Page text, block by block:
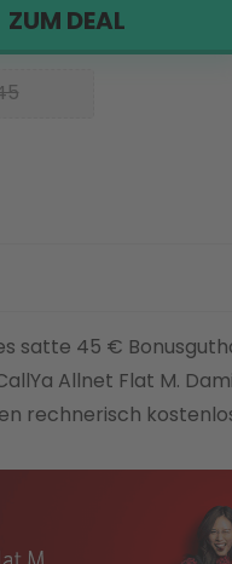
ZUM DEAL
satte 45 €
Allnet Flat M.
rechnerisch